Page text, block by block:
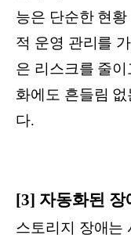
능은 단순한 현
적 운영 관리를
은 리스크를 줄
화에도 흔들림
다.
[3] 자동화된 장
스토리지 장애는